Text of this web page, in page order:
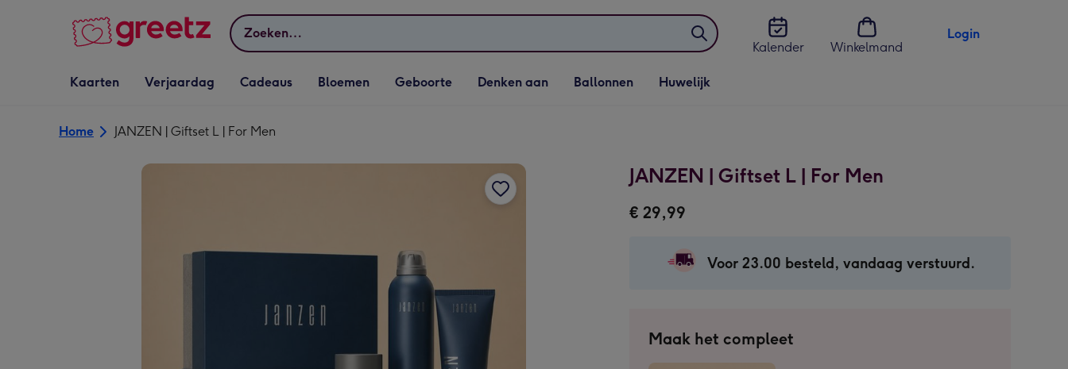
Zoeken
Kalender
Winkelmand
Login
Vervolgkeuzelijst
Kaarten openen
Kaarten
Vervolgkeuzelijst
Verjaardag openen
Verjaardag
Vervolgkeuzelijst
Cadeaus openen
Cadeaus
Vervolgkeuzelijst
Bloemen openen
Bloemen
Vervolgkeuzelijst
Geboorte openen
Geboorte
Vervolgkeuzelijst
Denken aan openen
Denken aan
Vervolgkeuzelijst
Ballonnen openen
Ballonnen
Vervolgkeuzelijst
Huwelijk openen
Huwelijk
Home JANZEN | Giftset L | For Men
JANZEN | Giftset L | For Men
€ 29,99
Voor 23.00 besteld, vandaag verstuurd.
Maak het compleet